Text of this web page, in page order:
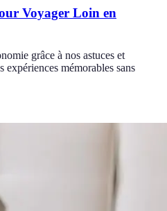
Voyager Loin en
grâce à nos astuces et
mémorables sans